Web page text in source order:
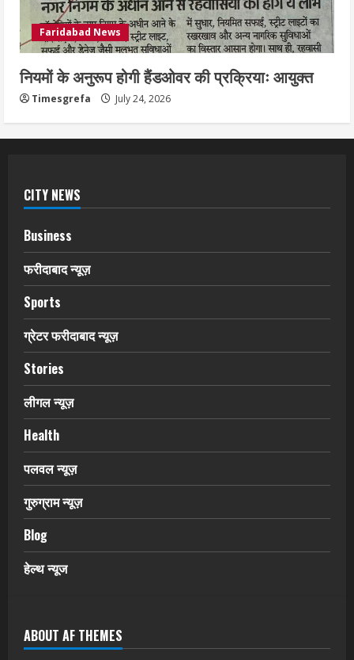
Faridabad News
नियमों के अनुरूप होगी हैंडओवर की प्रक्रियाः आयुक्त
Timesgrefa July 24, 2026
CITY NEWS
Business
फरीदाबाद न्यूज़
Sports
ग्रेटर फरीदाबाद न्यूज़
Stories
लीगल न्यूज़
Health
पलवल न्यूज़
गुरुग्राम न्यूज़
Blog
हेल्थ न्यूज
ABOUT AF THEMES